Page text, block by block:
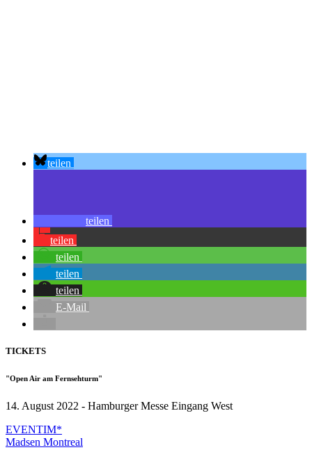
teilen
teilen
teilen
teilen
teilen
teilen
E-Mail
TICKETS
"Open Air am Fernsehturm"
14. August 2022 - Hamburger Messe Eingang West
EVENTIM*
Madsen Montreal